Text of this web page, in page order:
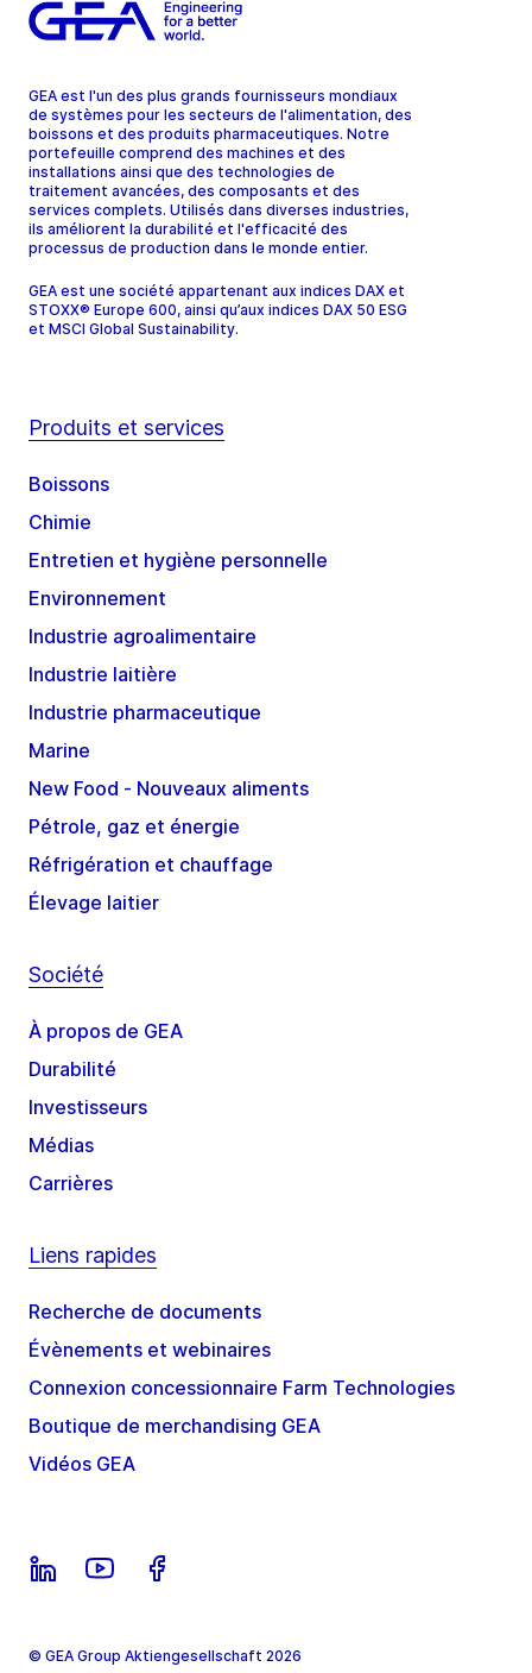
GEA est l'un des plus grands fournisseurs mondiaux
de systèmes pour les secteurs de l'alimentation, des
boissons et des produits pharmaceutiques. Notre
portefeuille comprend des machines et des
installations ainsi que des technologies de
traitement avancées, des composants et des
services complets. Utilisés dans diverses industries,
ils améliorent la durabilité et l'efficacité des
processus de production dans le monde entier.
GEA est une société appartenant aux indices DAX et
STOXX® Europe 600, ainsi qu’aux indices DAX 50 ESG
et MSCI Global Sustainability.
Produits et services
Boissons
Chimie
Entretien et hygiène personnelle
Environnement
Industrie agroalimentaire
Industrie laitière
Industrie pharmaceutique
Marine
New Food - Nouveaux aliments
Pétrole, gaz et énergie
Réfrigération et chauffage
Élevage laitier
Société
À propos de GEA
Durabilité
Investisseurs
Médias
Carrières
Liens rapides
Recherche de documents
Évènements et webinaires
Connexion concessionnaire Farm Technologies
Boutique de merchandising GEA
Vidéos GEA
© GEA Group Aktiengesellschaft 2026